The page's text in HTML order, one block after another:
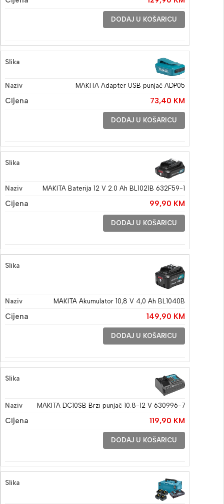
DODAJ U KOŠARICU
MAKITA Adapter USB punjač ADP05
73,40 KM
DODAJ U KOŠARICU
MAKITA Baterija 12 V 2.0 Ah BL1021B 632F59-1
99,90 KM
DODAJ U KOŠARICU
MAKITA Akumulator 10,8 V 4,0 Ah BL1040B
149,90 KM
DODAJ U KOŠARICU
MAKITA DC10SB Brzi punjač 10.8-12 V 630996-7
119,90 KM
DODAJ U KOŠARICU